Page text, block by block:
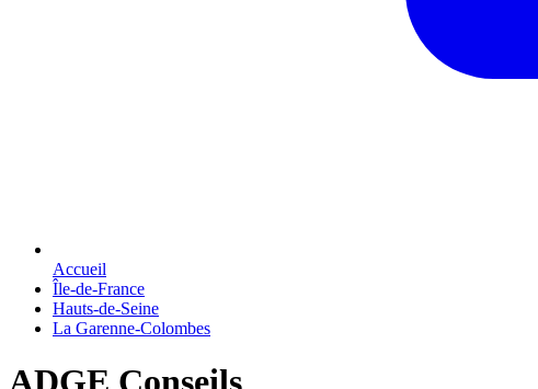
Accueil
Île-de-France
Hauts-de-Seine
La Garenne-Colombes